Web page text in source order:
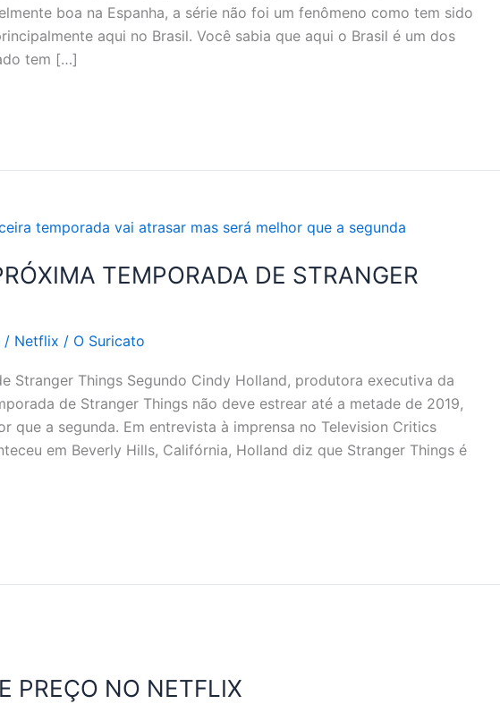
boa na Espanha, a série não foi um fenômeno como tem sido
aqui no Brasil. Você sabia que aqui o Brasil é um dos
tem […]
TEMPORADA DE STRANGER
/ Netflix / O Suricato
Stranger Things Segundo Cindy Holland, produtora executiva da
de Stranger Things não deve estrear até a metade de 2019,
que a segunda. Em entrevista à imprensa no Television Critics
em Beverly Hills, Califórnia, Holland diz que Stranger Things é
PREÇO NO NETFLIX